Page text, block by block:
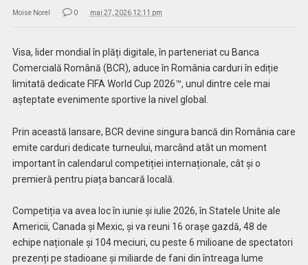
Moise Norel 0 mai 27, 2026 12:11 pm
Visa, lider mondial în plăți digitale, în parteneriat cu Banca
Comercială Română (BCR), aduce în România carduri în ediție
limitată dedicate FIFA World Cup 2026™, unul dintre cele mai
așteptate evenimente sportive la nivel global.
Prin această lansare, BCR devine singura bancă din România care
emite carduri dedicate turneului, marcând atât un moment
important în calendarul competiției internaționale, cât și o
premieră pentru piața bancară locală.
Competiția va avea loc în iunie și iulie 2026, în Statele Unite ale
Americii, Canada și Mexic, și va reuni 16 orașe gazdă, 48 de
echipe naționale și 104 meciuri, cu peste 6 milioane de spectatori
prezenți pe stadioane și miliarde de fani din întreaga lume